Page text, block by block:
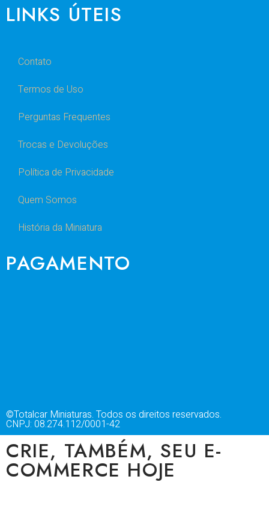
LINKS ÚTEIS
Contato
Termos de Uso
Perguntas Frequentes
Trocas e Devoluções
Política de Privacidade
Quem Somos
História da Miniatura
PAGAMENTO
©Totalcar Miniaturas. Todos os direitos reservados.
CNPJ: 08.274.112/0001-42
CRIE, TAMBÉM, SEU E-
COMMERCE HOJE